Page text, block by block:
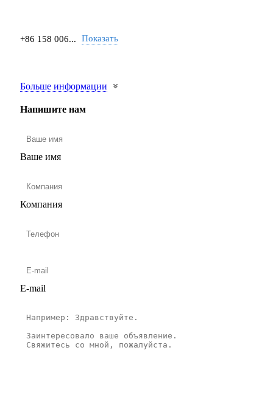
+86 158 006... Показать
Больше информации
Напишите нам
Ваше имя
Компания
E-mail